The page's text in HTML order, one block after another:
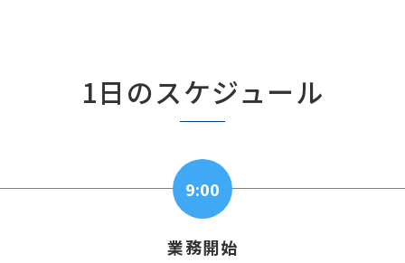
1日のスケジュール
9:00
業務開始